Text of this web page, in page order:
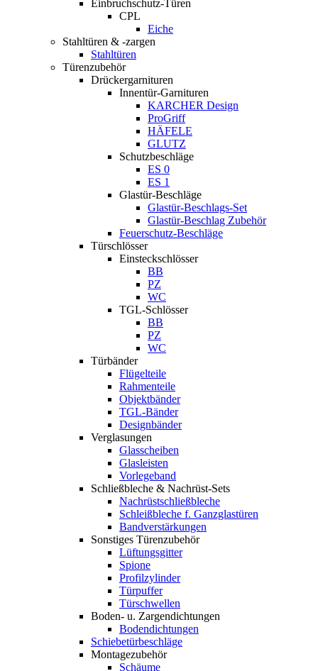
Einbruchschutz-Türen
CPL
Eiche
Stahltüren & -zargen
Stahltüren
Türenzubehör
Drückergarnituren
Innentür-Garnituren
KARCHER Design
ProGriff
HÄFELE
GLUTZ
Schutzbeschläge
ES 0
ES 1
Glastür-Beschläge
Glastür-Beschlags-Set
Glastür-Beschlag Zubehör
Feuerschutz-Beschläge
Türschlösser
Einsteckschlösser
BB
PZ
WC
TGL-Schlösser
BB
PZ
WC
Türbänder
Flügelteile
Rahmenteile
Objektbänder
TGL-Bänder
Designbänder
Verglasungen
Glasscheiben
Glasleisten
Vorlegeband
Schließbleche & Nachrüst-Sets
Nachrüstschließbleche
Schleißbleche f. Ganzglastüren
Bandverstärkungen
Sonstiges Türenzubehör
Lüftungsgitter
Spione
Profilzylinder
Türpuffer
Türschwellen
Boden- u. Zargendichtungen
Bodendichtungen
Schiebetürbeschläge
Montagezubehör
Schäume